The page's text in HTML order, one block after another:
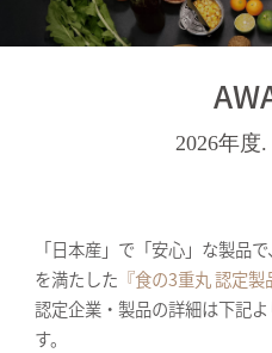
2026年度
「日本産」で「安心」な製品
を満たした 『食の3重丸 認定製
認定企業・製品の詳細は下記
す。